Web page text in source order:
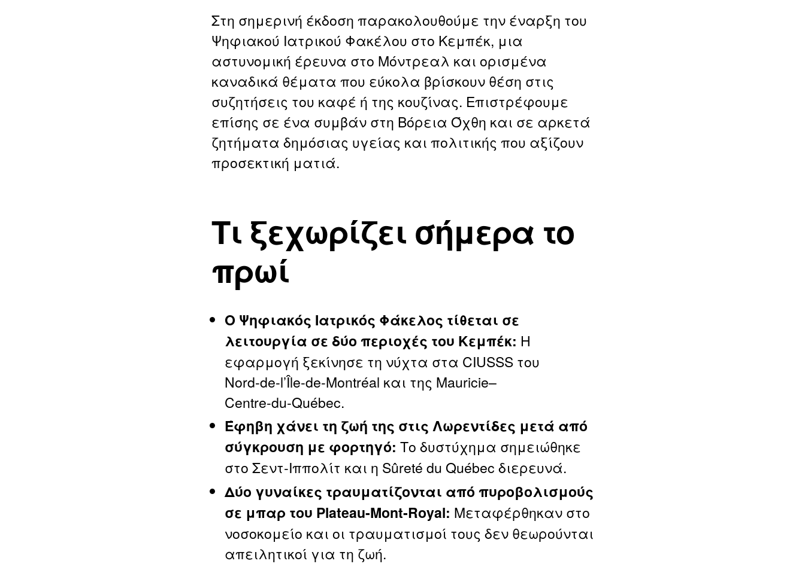
Στη σημερινή έκδοση παρακολουθούμε την έναρξη του
Ψηφιακού Ιατρικού Φακέλου στο Κεμπέκ, μια
αστυνομική έρευνα στο Μόντρεαλ και ορισμένα
καναδικά θέματα που εύκολα βρίσκουν θέση στις
συζητήσεις του καφέ ή της κουζίνας. Επιστρέφουμε
επίσης σε ένα συμβάν στη Βόρεια Όχθη και σε αρκετά
ζητήματα δημόσιας υγείας και πολιτικής που αξίζουν
προσεκτική ματιά.
Τι ξεχωρίζει σήμερα το
πρωί
Ο Ψηφιακός Ιατρικός Φάκελος τίθεται σε
λειτουργία σε δύο περιοχές του Κεμπέκ: Η
εφαρμογή ξεκίνησε τη νύχτα στα CIUSSS του
Nord‑de‑l’Île‑de‑Montréal και της Mauricie–
Centre‑du‑Québec.
Έφηβη χάνει τη ζωή της στις Λωρεντίδες μετά από
σύγκρουση με φορτηγό: Το δυστύχημα σημειώθηκε
στο Σεντ‑Ιππολίτ και η Sûreté du Québec διερευνά.
Δύο γυναίκες τραυματίζονται από πυροβολισμούς
σε μπαρ του Plateau‑Mont‑Royal: Μεταφέρθηκαν στο
νοσοκομείο και οι τραυματισμοί τους δεν θεωρούνται
απειλητικοί για τη ζωή.